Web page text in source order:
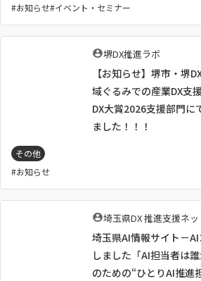
お知らせ イベント・セミナー
執
者
：
堺DX推進ラボ
【お知らせ】堺市・堺
域ぐるみでの産業DX支
DX大賞2026支援部門に
ました！！！
その他
お知らせ
執
者
：
埼玉県DX 推進支援ネ
埼玉県AI情報サイト－
しました「AI担当者は
のための“ひとりAI推進